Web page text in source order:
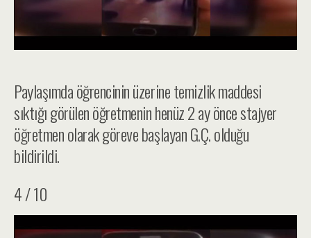
Paylaşımda öğrencinin üzerine temizlik maddesi
sıktığı görülen öğretmenin henüz 2 ay önce stajyer
öğretmen olarak göreve başlayan G.Ç. olduğu
bildirildi.
4 / 10